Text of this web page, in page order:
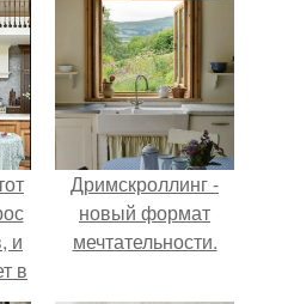
и
в
Дримскроллинг -
новый формат
мечтательности.